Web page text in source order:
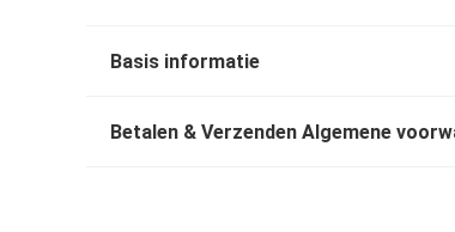
Basis informatie
Betalen & Verzenden Algemene